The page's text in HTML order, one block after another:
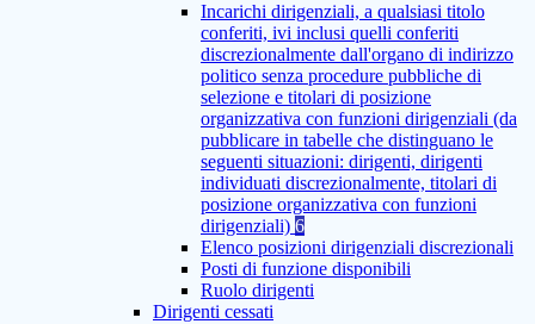
Incarichi dirigenziali, a qualsiasi titolo
conferiti, ivi inclusi quelli conferiti
discrezionalmente dall'organo di indirizzo
politico senza procedure pubbliche di
selezione e titolari di posizione
organizzativa con funzioni dirigenziali (da
pubblicare in tabelle che distinguano le
seguenti situazioni: dirigenti, dirigenti
individuati discrezionalmente, titolari di
posizione organizzativa con funzioni
dirigenziali) 6
Elenco posizioni dirigenziali discrezionali
Posti di funzione disponibili
Ruolo dirigenti
Dirigenti cessati